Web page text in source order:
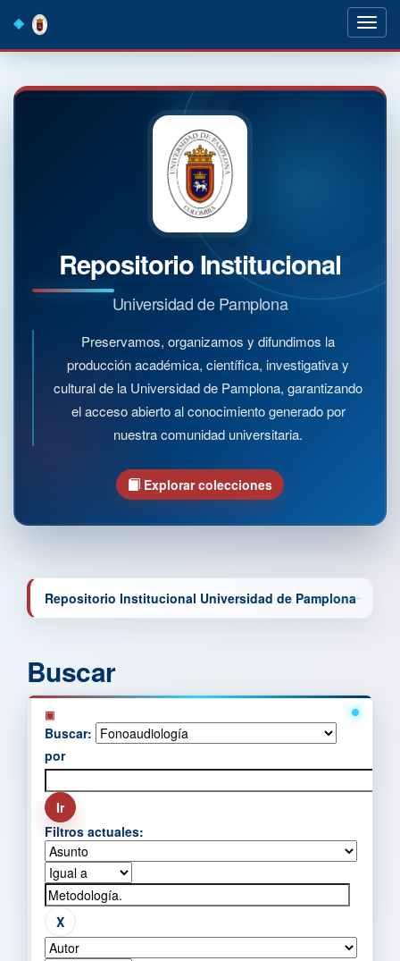
navigation
Repositorio Institucional
Universidad de Pamplona
Preservamos, organizamos y difundimos la
producción académica, científica, investigativa y
cultural de la Universidad de Pamplona, garantizando
el acceso abierto al conocimiento generado por
nuestra comunidad universitaria.
Explorar colecciones
Repositorio Institucional Universidad de Pamplona
Buscar
Buscar:
por
Filtros actuales: